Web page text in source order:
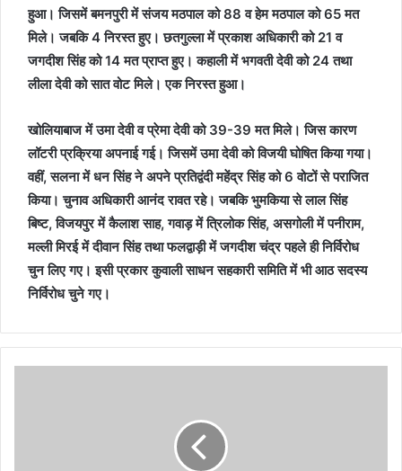
हुआ। जिसमें बमनपुरी में संजय मठपाल को 88 व हेम मठपाल को 65 मत
मिले। जबकि 4 निरस्त हुए। छतगुल्ला में प्रकाश अधिकारी को 21 व
जगदीश सिंह को 14 मत प्राप्त हुए। कहाली में भगवती देवी को 24 तथा
लीला देवी को सात वोट मिले। एक निरस्त हुआ।
खोलियाबाज में उमा देवी व प्रेमा देवी को 39-39 मत मिले। जिस कारण
लॉटरी प्रक्रिया अपनाई गई। जिसमें उमा देवी को विजयी घोषित किया गया।
वहीं, सलना में धन सिंह ने अपने प्रतिद्वंदी महेंद्र सिंह को 6 वोटों से पराजित
किया। चुनाव अधिकारी आनंद रावत रहे। जबकि भुमकिया से लाल सिंह
बिष्ट, विजयपुर में कैलाश साह, गवाड़ में त्रिलोक सिंह, असगोली में पनीराम,
मल्ली मिरई में दीवान सिंह तथा फलद्वाड़ी में जगदीश चंद्र पहले ही निर्विरोध
चुन लिए गए। इसी प्रकार कुवाली साधन सहकारी समिति में भी आठ सदस्य
निर्विरोध चुने गए।